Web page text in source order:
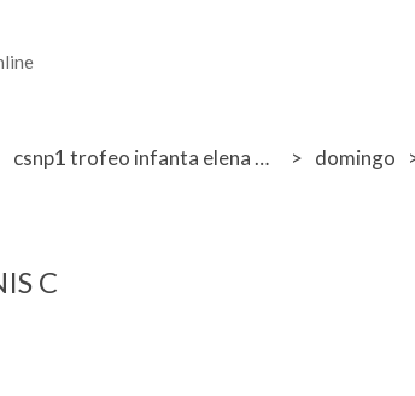
csnp1 trofeo infanta elena ucjc 12-14 mayo 2023 domingo
C